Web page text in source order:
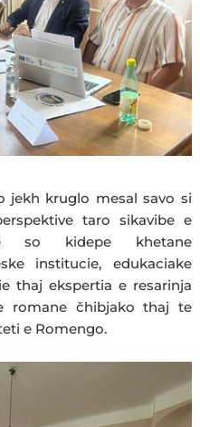
jekh kruglo mesal savo si
taro sikavibe e
so kidepe khetane
institucie, edukaciake
thaj ekspertia e resarinja
romane čhibjako thaj te
e Romengo.